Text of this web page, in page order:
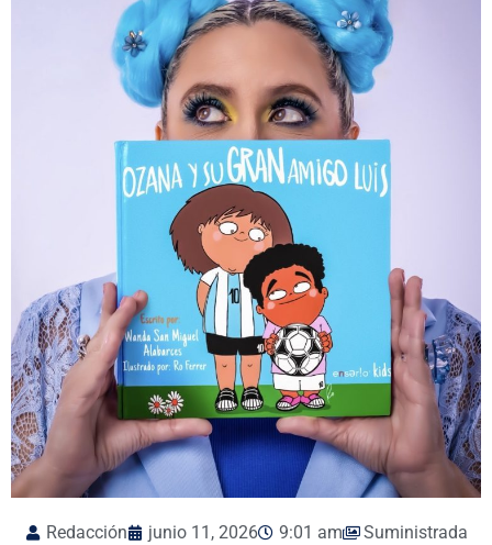
Redacción junio 11, 2026 9:01 am Suministrada